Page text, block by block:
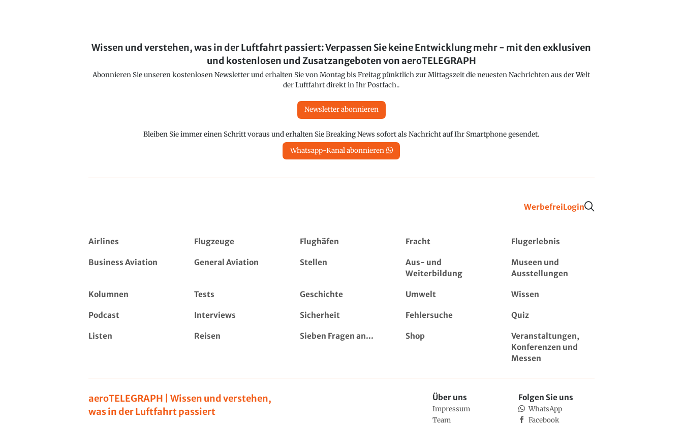
Wissen und verstehen, was in der Luftfahrt passiert: Verpassen Sie keine Entwicklung mehr - mit den exklusiven
und kostenlosen und Zusatzangeboten von aeroTELEGRAPH
Abonnieren Sie unseren kostenlosen Newsletter und erhalten Sie von Montag bis Freitag pünktlich zur Mittagszeit die neuesten Nachrichten aus der Welt
der Luftfahrt direkt in Ihr Postfach..
Newsletter abonnieren
Bleiben Sie immer einen Schritt voraus und erhalten Sie Breaking News sofort als Nachricht auf Ihr Smartphone gesendet.
Whatsapp-Kanal abonnieren
WerbefreiLogin
Airlines Flugzeuge Flughäfen Fracht Flugerlebnis
Business Aviation General Aviation Stellen
Aus- und
Weiterbildung
Museen und
Ausstellungen
Kolumnen Tests Geschichte Umwelt Wissen
Podcast Interviews Sicherheit Fehlersuche Quiz
Listen Reisen Sieben Fragen an... Shop
Veranstaltungen,
Konferenzen und
Messen
aeroTELEGRAPH | Wissen und verstehen,
was in der Luftfahrt passiert
Über uns
Impressum
Team
Folgen Sie uns
WhatsApp
Facebook